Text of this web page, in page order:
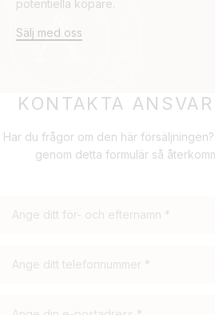
potentiella köpare.
Sälj med oss
KONTAKTA
Har du frågor om den här
genom detta formulär så